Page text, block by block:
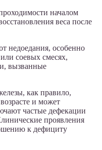
началом
веса после
недоедания, особенно
соевых смесях,
вызванные
как правило,
и может
частые дефекации
проявления
к дефициту